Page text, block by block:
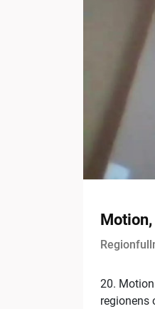
20.
regionens